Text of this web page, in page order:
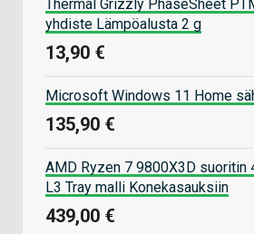
Thermal Grizzly PhaseSheet
yhdiste Lämpöalusta 2 g
13,90 €
Microsoft Windows 11 Home
135,90 €
AMD Ryzen 7 9800X3D suoritin
L3 Tray malli Konekasauksiin
439,00 €